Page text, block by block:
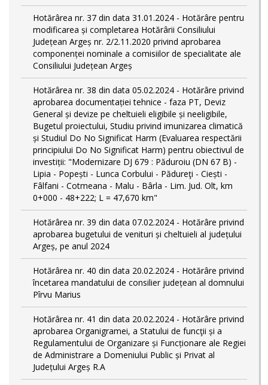
Hotărârea nr. 37 din data 31.01.2024 - Hotărâre pentru
modificarea și completarea Hotărârii Consiliului
Județean Argeș nr. 2/2.11.2020 privind aprobarea
componenței nominale a comisiilor de specialitate ale
Consiliului Județean Argeș
Hotărârea nr. 38 din data 05.02.2024 - Hotărâre privind
aprobarea documentației tehnice - faza PT, Deviz
General și devize pe cheltuieli eligibile și neeligibile,
Bugetul proiectului, Studiu privind imunizarea climatică
și Studiul Do No Significat Harm (Evaluarea respectării
principiului Do No Significat Harm) pentru obiectivul de
investiții: "Modernizare DJ 679 : Păduroiu (DN 67 B) -
Lipia - Popești - Lunca Corbului - Pădureţi - Ciești -
Fâlfani - Cotmeana - Malu - Bârla - Lim. Jud. Olt, km
0+000 - 48+222; L = 47,670 km"
Hotărârea nr. 39 din data 07.02.2024 - Hotărâre privind
aprobarea bugetului de venituri și cheltuieli al județului
Argeș, pe anul 2024
Hotărârea nr. 40 din data 20.02.2024 - Hotărâre privind
încetarea mandatului de consilier județean al domnului
Pîrvu Marius
Hotărârea nr. 41 din data 20.02.2024 - Hotărâre privind
aprobarea Organigramei, a Statului de funcţii și a
Regulamentului de Organizare și Funcționare ale Regiei
de Administrare a Domeniului Public și Privat al
Județului Argeș R.A